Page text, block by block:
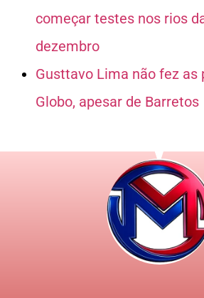
começar testes nos rios
dezembro
Gusttavo Lima não fez as
Globo, apesar de Barretos